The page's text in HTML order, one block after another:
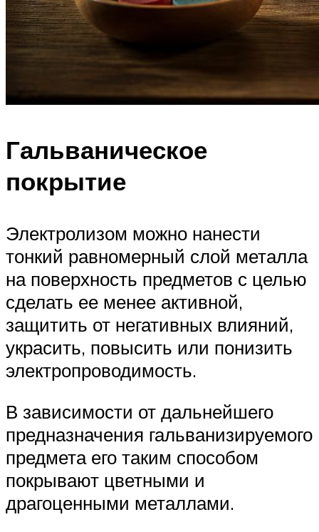
Гальваническое
покрытие
Электролизом можно нанести
тонкий равномерный слой металла
на поверхность предметов с целью
сделать ее менее активной,
защитить от негативных влияний,
украсить, повысить или понизить
электропроводимость.
В зависимости от дальнейшего
предназначения гальванизируемого
предмета его таким способом
покрывают цветными и
драгоценными металлами.